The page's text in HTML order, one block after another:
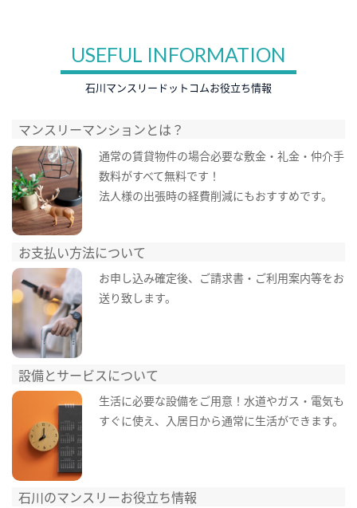
USEFUL INFORMATION
石川マンスリードットコムお役立ち情報
マンスリーマンションとは？
通常の賃貸物件の場合必要な敷金・礼金・仲介手
数料がすべて無料です！
法人様の出張時の経費削減にもおすすめです。
お支払い方法について
お申し込み確定後、ご請求書・ご利用案内等をお
送り致します。
設備とサービスについて
生活に必要な設備をご用意！水道やガス・電気も
すぐに使え、入居日から通常に生活ができます。
石川のマンスリーお役立ち情報